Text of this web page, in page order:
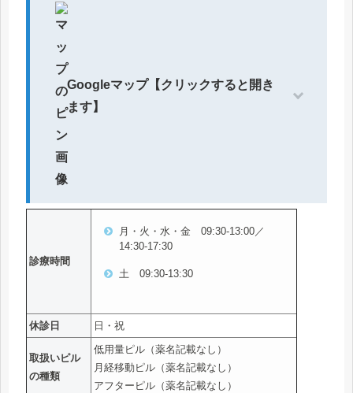
Googleマップ【クリックすると開き
ます】
診療時間
月・火・水・金 09:30-13:00／
14:30-17:30
土 09:30-13:30
休診日 日・祝
取扱いピル
の種類
低用量ピル（薬名記載なし）
月経移動ピル（薬名記載なし）
アフターピル（薬名記載なし）